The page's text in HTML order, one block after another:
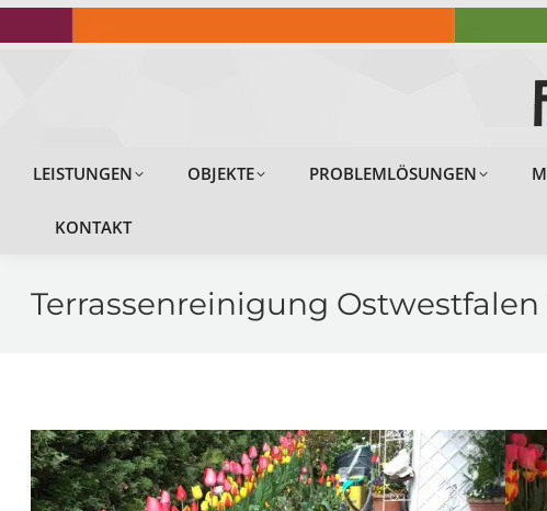
LEISTUNGEN OBJEKTE PROBLEMLÖSUNGEN
KONTAKT
Terrassenreinigung Ostwestfalen